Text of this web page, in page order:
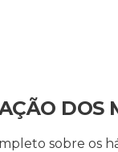
DOS
sobre os